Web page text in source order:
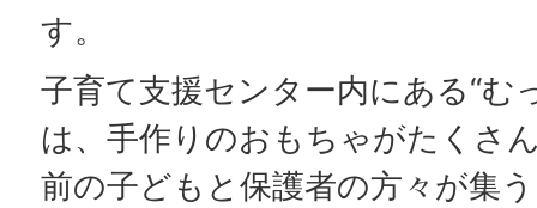
す。
子育て支援センター内にある“む
は、手作りのおもちゃがたくさ
前の子どもと保護者の方々が集